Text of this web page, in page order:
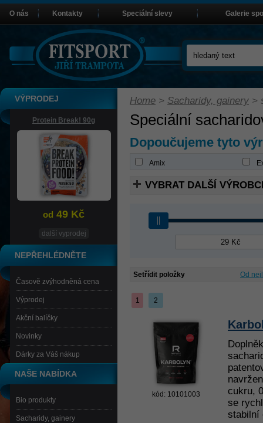
Home > Sacharidy, gainery >
Speciální
Dopoučujeme tyto
Amix
VYBRAT DALŠÍ
Setřídit položky Od
1 2
kód: 10101003
cukru,
se
stabilní
VÝPRODEJ
Protein Break! 90g
od 49 Kč
další vyprodej
NEPŘEHLÉDNĚTE
Časově zvýhodněná cena
Výprodej
Akční balíčky
Novinky
Dárky za Váš nákup
NAŠE NABÍDKA
Bio produkty
Sacharidy, gainery
O nás Kontakty Speciální slevy Galerie